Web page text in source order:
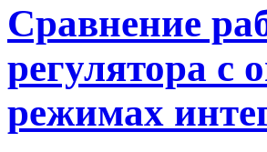
Сравнение
регулятора
режимах